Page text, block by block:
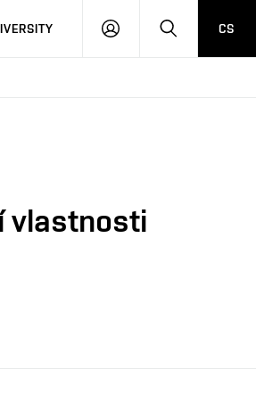
LOG
SEARCHCS
vlastnosti